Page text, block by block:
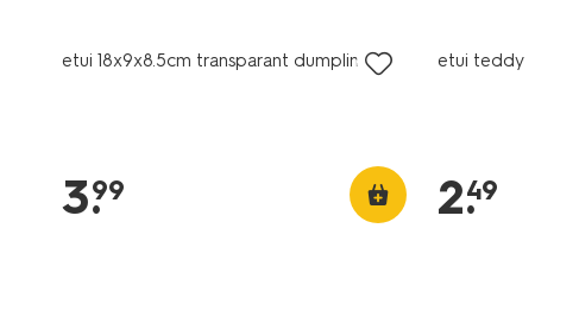
etui 18x9x8.5cm transparant dumplings
3.
99
etui teddy
2.
49